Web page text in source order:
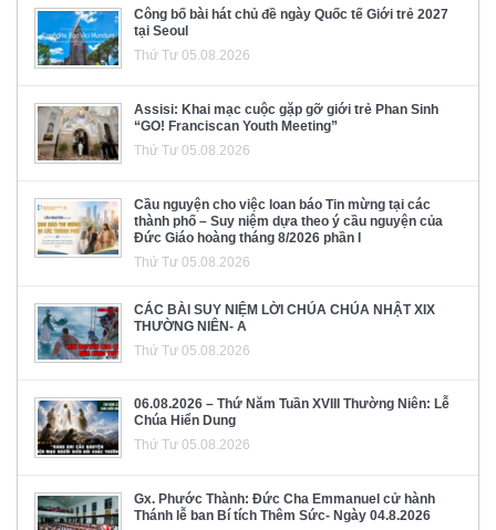
Công bố bài hát chủ đề ngày Quốc tế Giới trẻ 2027
tại Seoul
Thứ Tư 05.08.2026
Assisi: Khai mạc cuộc gặp gỡ giới trẻ Phan Sinh
“GO! Franciscan Youth Meeting”
Thứ Tư 05.08.2026
Cầu nguyện cho việc loan báo Tin mừng tại các
thành phố – Suy niệm dựa theo ý cầu nguyện của
Đức Giáo hoàng tháng 8/2026 phần I
Thứ Tư 05.08.2026
CÁC BÀI SUY NIỆM LỜI CHÚA CHÚA NHẬT XIX
THƯỜNG NIÊN- A
Thứ Tư 05.08.2026
06.08.2026 – Thứ Năm Tuần XVIII Thường Niên: Lễ
Chúa Hiển Dung
Thứ Tư 05.08.2026
Gx. Phước Thành: Đức Cha Emmanuel cử hành
Thánh lễ ban Bí tích Thêm Sức- Ngày 04.8.2026